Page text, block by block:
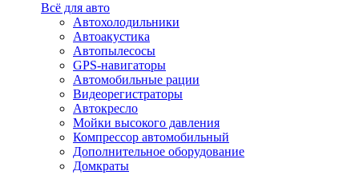
Всё для авто
Автохолодильники
Автоакустика
Автопылесосы
GPS-навигаторы
Автомобильные рации
Видеорегистраторы
Автокресло
Мойки высокого давления
Компрессор автомобильный
Дополнительное оборудование
Домкраты